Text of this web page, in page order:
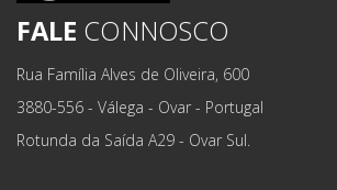
FALE CONNOSCO
Rua Família Alves de Oliveira, 600
3880-556 - Válega - Ovar - Portugal
Rotunda da Saída A29 - Ovar Sul.